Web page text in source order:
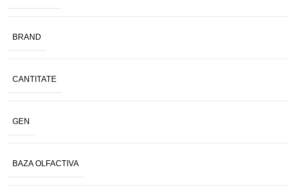
BRAND
CANTITATE
GEN
BAZA OLFACTIVA